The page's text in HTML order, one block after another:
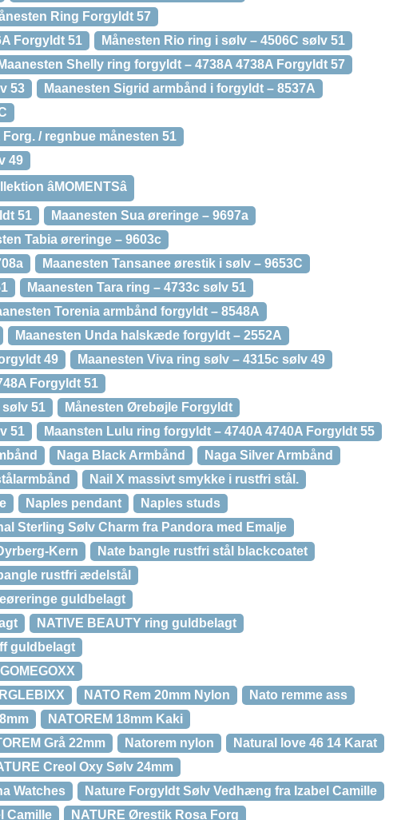
Ring Forgyldt 57
Forgyldt 51
Månesten Rio ring i sølv – 4506C sølv 51
Maanesten Shelly ring forgyldt – 4738A 4738A Forgyldt 57
53
Maanesten Sigrid armbånd i forgyldt – 8537A
/ regnbue månesten 51
49
âMOMENTSâ
51
Maanesten Sua øreringe – 9697a
Tabia øreringe – 9603c
Maanesten Tansanee ørestik i sølv – 9653C
Maanesten Tara ring – 4733c sølv 51
Torenia armbånd forgyldt – 8548A
Maanesten Unda halskæde forgyldt – 2552A
49
Maanesten Viva ring sølv – 4315c sølv 49
Forgyldt 51
sølv 51
Månesten Ørebøjle Forgyldt
51
Maansten Lulu ring forgyldt – 4740A 4740A Forgyldt 55
Naga Black Armbånd
Naga Silver Armbånd
Nail X massivt smykke i rustfri stål.
Naples pendant
Naples studs
Sterling Sølv Charm fra Pandora med Emalje
Kern
Nate bangle rustfri stål blackcoatet
rustfri ædelstål
guldbelagt
NATIVE BEAUTY ring guldbelagt
guldbelagt
NATO Rem 20mm Nylon
Nato remme ass
NATOREM 18mm Kaki
Grå 22mm Natorem nylon
Natural love 46 14 Karat
Creol Oxy Sølv 24mm
Watches
Nature Forgyldt Sølv Vedhæng fra Izabel Camille
Camille
NATURE Ørestik Rosa Forg